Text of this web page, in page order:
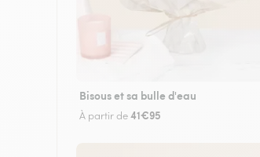
Bisous et sa bulle d'eau
À partir de41€95